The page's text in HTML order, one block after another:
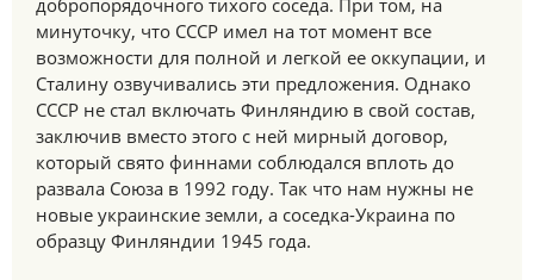
добропорядочного тихого соседа. При том, на
минуточку, что СССР имел на тот момент все
возможности для полной и легкой ее оккупации, и
Сталину озвучивались эти предложения. Однако
СССР не стал включать Финляндию в свой состав,
заключив вместо этого с ней мирный договор,
который свято финнами соблюдался вплоть до
развала Союза в 1992 году. Так что нам нужны не
новые украинские земли, а соседка-Украина по
образцу Финляндии 1945 года.